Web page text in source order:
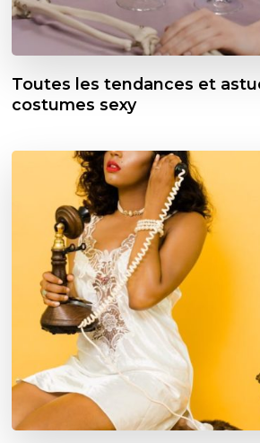
Toutes les tendances et
costumes sexy